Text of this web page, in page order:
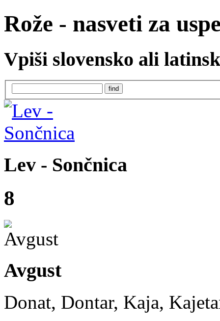
Rože - nasveti za
Vpiši slovensko ali
Lev - Sončnica
8
Avgust
Donat, Dontar, Kaja,